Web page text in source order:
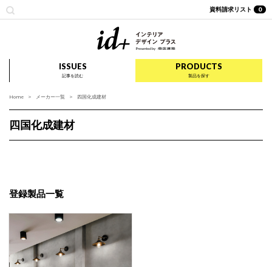
資料請求リスト 0
ISSUES
記事を読む
PRODUCTS
製品を探す
Home メーカー一覧 四国化成建材
四国化成建材
登録製品一覧